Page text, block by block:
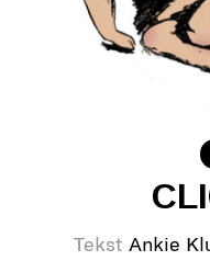
Tekst Ankie